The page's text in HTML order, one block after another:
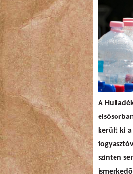
A
került ki a
szinten